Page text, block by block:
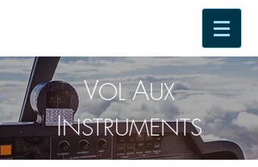
VOLAUX
INSTRUMENTS